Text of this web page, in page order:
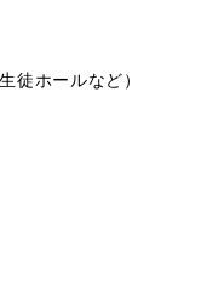
徒ホールなど）